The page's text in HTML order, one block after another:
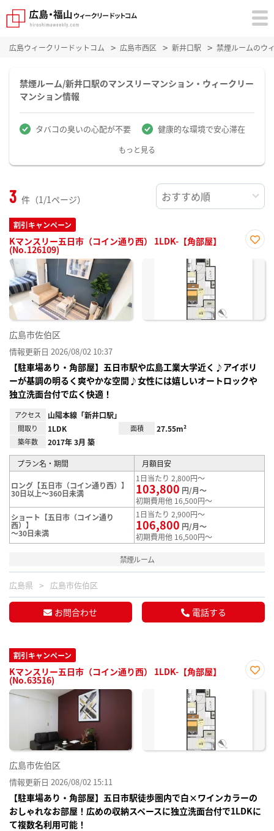
広島ウィークリードットコム 広島市西区 新井口駅 禁煙ルームのウ
禁煙ルーム/新井口駅のマンスリーマンション・ウィークリー
マンション情報
タバコの臭いの心配が不要 健康的な環境で安心滞在
もっと見る
3 件（1/1ページ）
割引キャンペーン
Kマンスリー五日市（コイン通り西） 1LDK-【角部屋】
(No.126109)
に入
広島市佐伯区
情報更新日 2026/08/02 10:37
【駐車場あり・角部屋】五日市駅や広島工業大学近く♪アイボリ
ーが基調の明るく爽やかな空間♪女性には嬉しいオートロックや
独立洗面台付で広く快適！
アクセス 山陽本線「新井口駅」
間取り 1LDK 面積 27.55m²
築年数 2017年 3月 築
プラン名・期間 月額目安
ロング【五日市（コイン通り西）】
30日以上～360日未満
1日当たり 2,800円～
103,800 円/月～
初期費用他 16,500円～
ショート【五日市（コイン通り
西）】
～30日未満
1日当たり 2,900円～
106,800 円/月～
初期費用他 16,500円～
禁煙ルーム
広島県 広島市佐伯区
お問合わせ 電話する
割引キャンペーン
Kマンスリー五日市（コイン通り西） 1LDK-【角部屋】
(No.63516)
に入
広島市佐伯区
情報更新日 2026/08/02 15:11
【駐車場あり・角部屋】五日市駅徒歩圏内で白×ワインカラーの
おしゃれなお部屋！広めの収納スペースに独立洗面台付で1LDKに
て複数名利用可能！